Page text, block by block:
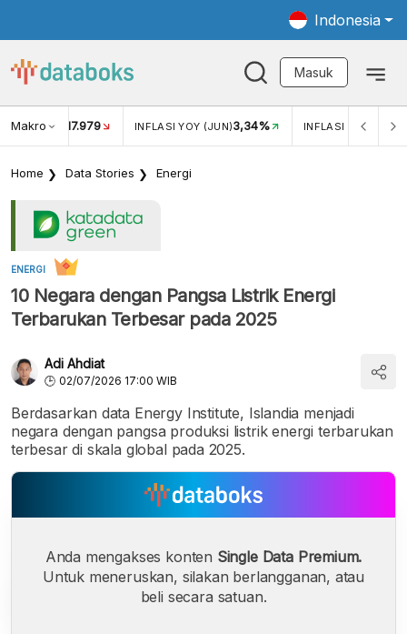
Indonesia
Masuk
Makro
USD/IDR 17.979 INFLASI YOY (JUN)3,34% INFLASI MOM (MEI)
Home Data Stories Energi
ENERGI
10 Negara dengan Pangsa Listrik Energi
Terbarukan Terbesar pada 2025
Adi Ahdiat
02/07/2026 17:00 WIB
Berdasarkan data Energy Institute, Islandia menjadi
negara dengan pangsa produksi listrik energi terbarukan
terbesar di skala global pada 2025.
Anda mengakses konten Single Data Premium.
Untuk meneruskan, silakan berlangganan, atau
beli secara satuan.